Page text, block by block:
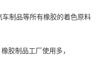
制品等所有橡胶的着色原料
胶制品工厂使用多，